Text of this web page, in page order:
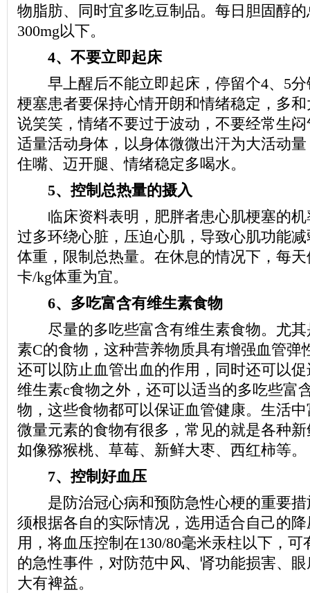
物脂肪、同时宜多吃豆制品。每日胆固醇
300mg以下。
4、不要立即起床
早上醒后不能立即起床，停留个4、5分
梗塞患者要保持心情开朗和情绪稳定，多
说笑笑，情绪不要过于波动，不要经常生
适量活动身体，以身体微微出汗为大活动
住嘴、迈开腿、情绪稳定多喝水。
5、控制总热量的摄入
临床资料表明，肥胖者患心肌梗塞的机
过多环绕心脏，压迫心肌，导致心肌功能
体重，限制总热量。在休息的情况下，每
卡/kg体重为宜。
6、多吃富含有维生素食物
尽量的多吃些富含有维生素食物。尤其
素C的食物，这种营养物质具有增强血管弹
还可以防止血管出血的作用，同时还可以
维生素c食物之外，还可以适当的多吃些富
物，这些食物都可以保证血管健康。生活
微量元素的食物有很多，常见的就是各种
如像猕猴桃、草莓、新鲜大枣、西红柿等。
7、控制好血压
是防治冠心病和预防急性心梗的重要措
须根据各自的实际情况，选用适合自己的
用，将血压控制在130/80毫米汞柱以下，
的急性事件，对防范中风、肾功能损害、
大有裨益。